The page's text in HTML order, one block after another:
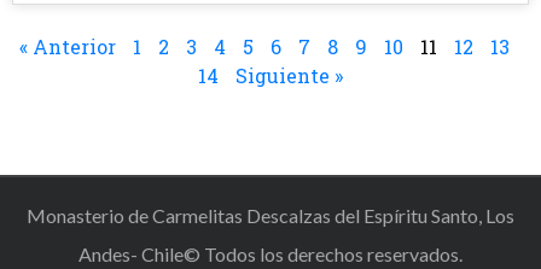
« Anterior 1 2 3 4 5 6 7 8 9 10 11 12
13
14
Siguiente »
Monasterio de Carmelitas Descalzas del Espíritu Santo, Los
Andes- Chile© Todos los derechos reservados.